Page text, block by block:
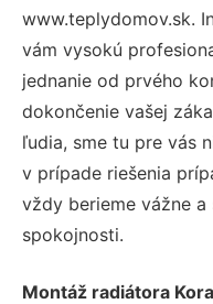
www.teplydomov.sk.
vám vysokú
jednanie od prvého
dokončenie vašej
ľudia, sme tu pre vás
v prípade riešenia
vždy berieme vážne
spokojnosti.
Montáž radiátora